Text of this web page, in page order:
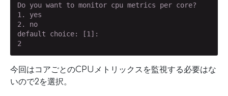
Do you want to monitor cpu metrics per core?
1. yes
2. no
default choice: [1]:
2
今回はコアごとのCPUメトリックスを監視する必要はな
いので2を選択。